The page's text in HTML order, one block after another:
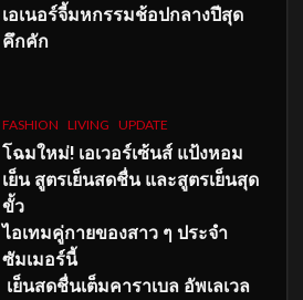
เอเนอร์จี้มหกรรมช้อปกลางปีสุด
คึกคัก
FASHION LIVING UPDATE
โฉมใหม่! เอเวอร์เซ้นส์ แป้งหอม
เย็น สูตรเย็นสดชื่น และสูตรเย็นสุด
ขั้ว
ไอเทมคู่กายของสาว ๆ ประจำ
ซัมเมอร์นี้
เย็นสดชื่นเต็มคาราเบล อัพเลเวล